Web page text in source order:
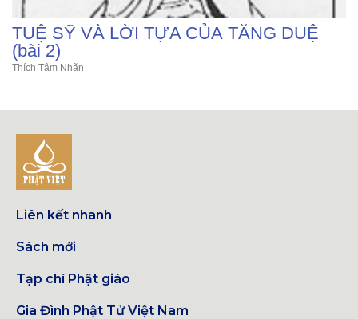
TUỆ SỸ VÀ LỜI TỰA CỦA TĂNG DUỆ
(bài 2)
Thích Tâm Nhãn
Liên kết nhanh
Sách mới
Tạp chí Phật giáo
Gia Đình Phật Tử Việt Nam